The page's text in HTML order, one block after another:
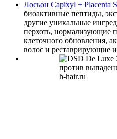
Лосьон Capixyl + Placenta
биоактивные пептиды,
другие уникальные
перхоть, нормализующие
клеточного обновления,
волос и реставрирующие